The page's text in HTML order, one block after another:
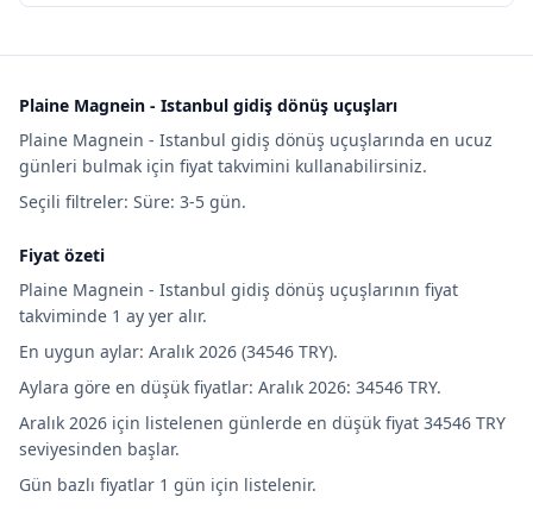
Plaine Magnein - Istanbul gidiş dönüş uçuşları
Plaine Magnein - Istanbul gidiş dönüş uçuşlarında en ucuz
günleri bulmak için fiyat takvimini kullanabilirsiniz.
Seçili filtreler: Süre: 3-5 gün.
Fiyat özeti
Plaine Magnein - Istanbul gidiş dönüş uçuşlarının fiyat
takviminde 1 ay yer alır.
En uygun aylar: Aralık 2026 (34546 TRY).
Aylara göre en düşük fiyatlar: Aralık 2026: 34546 TRY.
Aralık 2026 için listelenen günlerde en düşük fiyat 34546 TRY
seviyesinden başlar.
Gün bazlı fiyatlar 1 gün için listelenir.